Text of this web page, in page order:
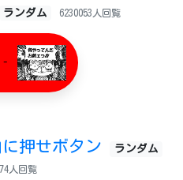
ランダム 6230053人回覧
ｰ
押せボタン ランダム
人回覧